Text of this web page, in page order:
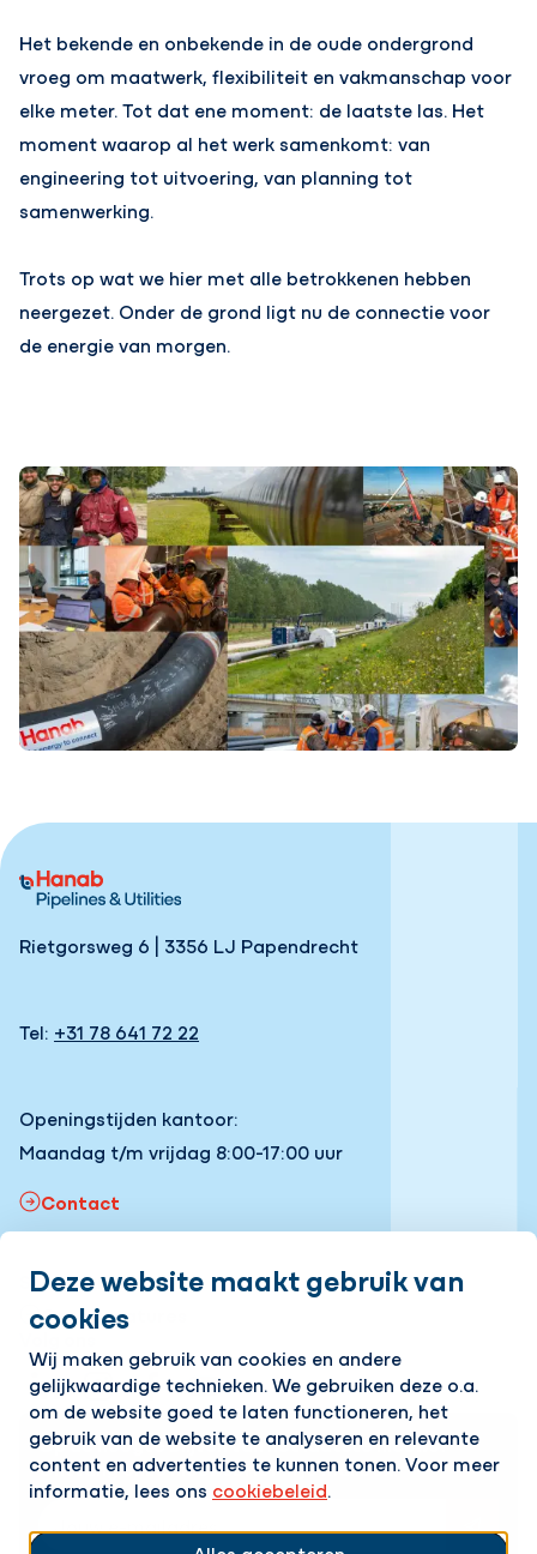
Deze website maakt gebruik van
cookies
Wij maken gebruik van cookies en andere
gelijkwaardige technieken. We gebruiken deze o.a.
om de website goed te laten functioneren, het
gebruik van de website te analyseren en relevante
content en advertenties te kunnen tonen. Voor meer
informatie, lees ons cookiebeleid.
Het bekende en onbekende in de oude ondergrond
vroeg om maatwerk, flexibiliteit en vakmanschap voor
elke meter. Tot dat ene moment: de laatste las. Het
moment waarop al het werk samenkomt: van
engineering tot uitvoering, van planning tot
samenwerking.
Trots op wat we hier met alle betrokkenen hebben
neergezet. Onder de grond ligt nu de connectie voor
de energie van morgen.
Rietgorsweg 6 | 3356 LJ Papendrecht
Tel: +31 78 641 72 22
Openingstijden kantoor:
Maandag t/m vrijdag 8:00-17:00 uur
Contact
Snel naar
Onze vacatures
LinkedInInstagramFacebookYouTube
Op de hoogte blijven van het laatste nieuws?
Ontvang onze nieuwsbrief in je mailbox!